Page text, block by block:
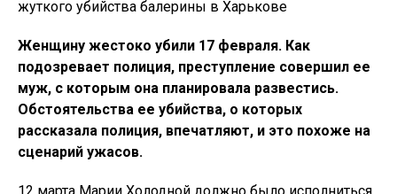
Женщину жестоко убили 17 февраля. Как
подозревает полиция, преступление совершил ее
муж, с которым она планировала развестись.
Обстоятельства ее убийства, о которых
рассказала полиция, впечатляют, и это похоже на
сценарий ужасов.
12 марта Марии Холодной должно было исполниться